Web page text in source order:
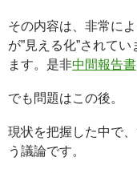
その内容は、非常に
が”見える化”されて
ます。是非中間報告書
でも問題はこの後。
現状を把握した中で
う議論です。